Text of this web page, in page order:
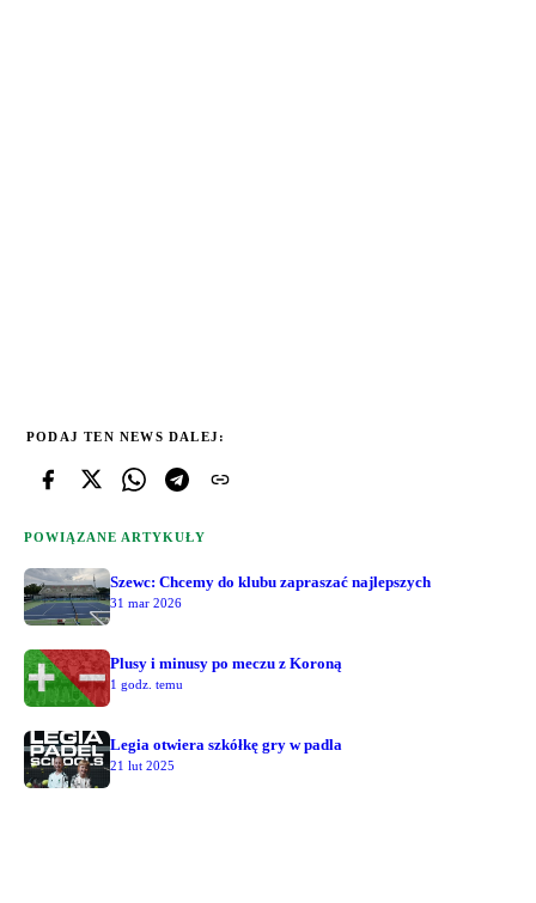
PODAJ TEN NEWS DALEJ:
POWIĄZANE ARTYKUŁY
Szewc: Chcemy do klubu zapraszać najlepszych
31 mar 2026
Plusy i minusy po meczu z Koroną
1 godz. temu
Legia otwiera szkółkę gry w padla
21 lut 2025